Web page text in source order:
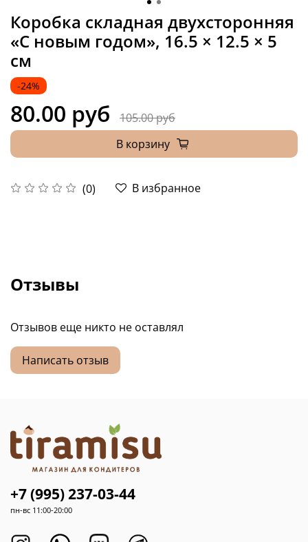
Коробка складная двухсторонняя
«С новым годом», 16.5 × 12.5 × 5
см
(0) В избранное
-24%
80.00 руб
105.00 руб
В корзину
Отзывы
Отзывов еще никто не оставлял
Написать отзыв
+7 (995) 237-03-44
пн-вс 11:00-20:00